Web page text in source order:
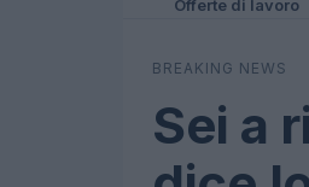
Offerte di lavoro
BREAKING NEWS
Sei a